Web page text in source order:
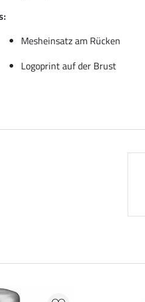
Mesheinsatz am Rücken
Logoprint auf der Brust